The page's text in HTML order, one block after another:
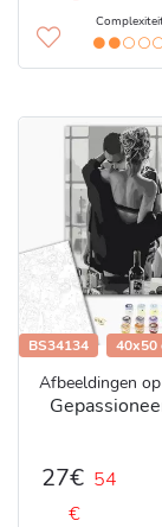
BS34134 40x50
Afbeeldingen
27€ 54
€